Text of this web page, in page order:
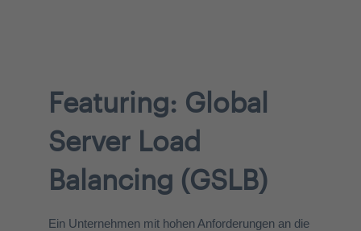
Featuring: Global
Server Load
Balancing (GSLB)
Ein Unternehmen mit hohen Anforderungen an die